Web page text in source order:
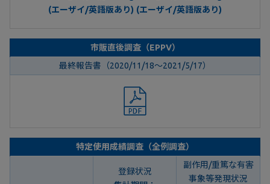
(エーザイ/英語版あり) (エーザイ/英語版あり)
市販直後調査（EPPV）
最終報告書（2020/11/18～2021/5/17）
特定使用成績調査（全例調査）
登録状況
副作用/重篤な有害
事象等発現状況